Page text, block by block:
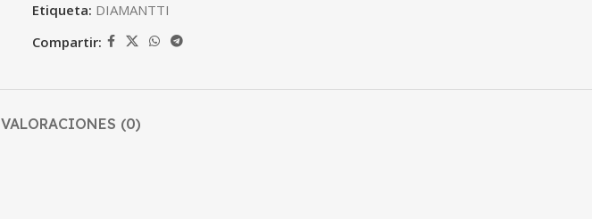
Etiqueta: DIAMANTTI
Compartir:
VALORACIONES (0)